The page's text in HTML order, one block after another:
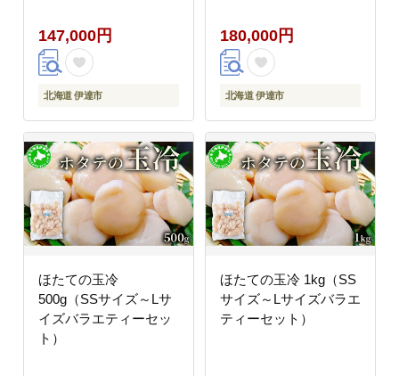
添加 産地直送 お取り寄
せ 山村水産 送料無料
147,000円
北海道 伊達市
添加 産地直送 お取り寄
せ 山村水産 送料無料
180,000円
北海道 伊達市
ほたての玉冷
500g（SSサイズ～Lサ
イズバラエティーセッ
ト）
ほたての玉冷 1kg（SS
サイズ～Lサイズバラエ
ティーセット）